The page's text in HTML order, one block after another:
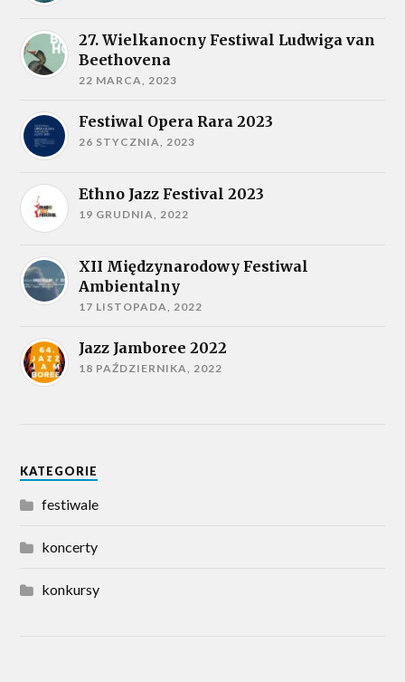
27. Wielkanocny Festiwal Ludwiga van
Beethovena
22 MARCA, 2023
Festiwal Opera Rara 2023
26 STYCZNIA, 2023
Ethno Jazz Festival 2023
19 GRUDNIA, 2022
XII Międzynarodowy Festiwal
Ambientalny
17 LISTOPADA, 2022
Jazz Jamboree 2022
18 PAŹDZIERNIKA, 2022
KATEGORIE
festiwale
koncerty
konkursy